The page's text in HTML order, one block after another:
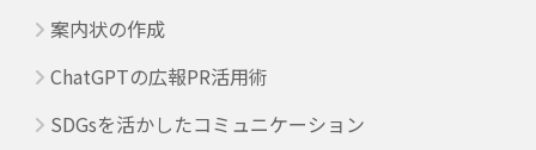
案内状の作成
ChatGPTの広報PR活用術
SDGsを活かしたコミュニケーション